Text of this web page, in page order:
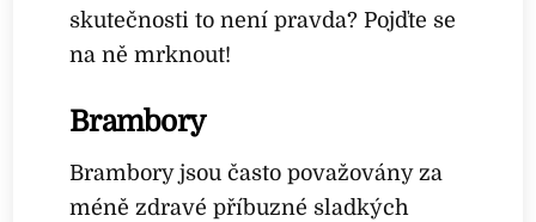
skutečnosti to není pravda? Pojďte se
na ně mrknout!
Brambory
Brambory jsou často považovány za
méně zdravé příbuzné sladkých